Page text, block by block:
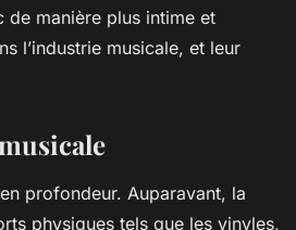
de manière plus intime et
l’industrie musicale, et leur
profondeur. Auparavant, la
physiques tels que les vinyles,